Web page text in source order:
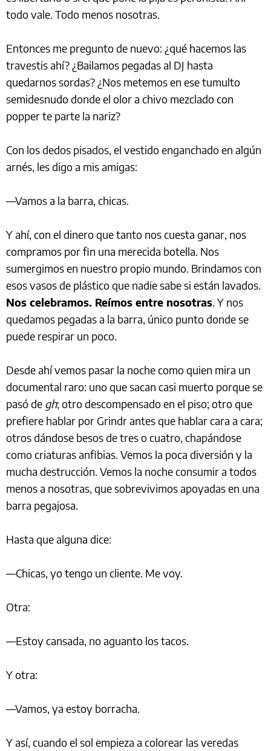
todo vale. Todo menos nosotras.
Entonces me pregunto de nuevo: ¿qué hacemos las
travestis ahí? ¿Bailamos pegadas al DJ hasta
quedarnos sordas? ¿Nos metemos en ese tumulto
semidesnudo donde el olor a chivo mezclado con
popper te parte la nariz?
Con los dedos pisados, el vestido enganchado en algún
arnés, les digo a mis amigas:
—Vamos a la barra, chicas.
Y ahí, con el dinero que tanto nos cuesta ganar, nos
compramos por fin una merecida botella. Nos
sumergimos en nuestro propio mundo. Brindamos con
esos vasos de plástico que nadie sabe si están lavados.
Nos celebramos. Reímos entre nosotras. Y nos
quedamos pegadas a la barra, único punto donde se
puede respirar un poco.
Desde ahí vemos pasar la noche como quien mira un
documental raro: uno que sacan casi muerto porque se
pasó de gh; otro descompensado en el piso; otro que
prefiere hablar por Grindr antes que hablar cara a cara;
otros dándose besos de tres o cuatro, chapándose
como criaturas anfibias. Vemos la poca diversión y la
mucha destrucción. Vemos la noche consumir a todos
menos a nosotras, que sobrevivimos apoyadas en una
barra pegajosa.
Hasta que alguna dice:
—Chicas, yo tengo un cliente. Me voy.
Otra:
—Estoy cansada, no aguanto los tacos.
Y otra:
—Vamos, ya estoy borracha.
Y así, cuando el sol empieza a colorear las veredas